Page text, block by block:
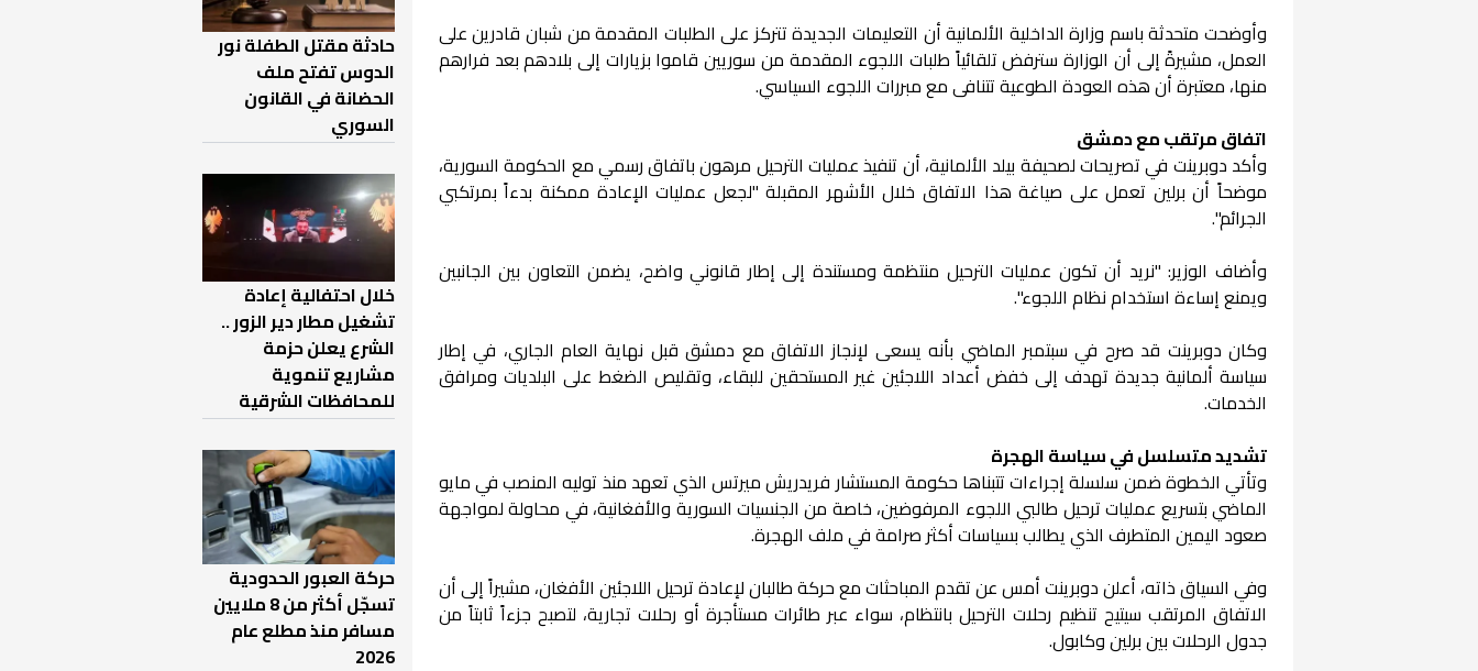
وأوضحت متحدثة باسم وزارة الداخلية الألمانية أن التعليمات الجديدة تتركز على الطلبات المقدمة من شبان قادرين على
العمل، مشيرةً إلى أن الوزارة سترفض تلقائياً طلبات اللجوء المقدمة من سوريين قاموا بزيارات إلى بلادهم بعد فرارهم
منها، معتبرة أن هذه العودة الطوعية تتنافى مع مبررات اللجوء السياسي.
اتفاق مرتقب مع دمشق
وأكد دوبرينت في تصريحات لصحيفة بيلد الألمانية، أن تنفيذ عمليات الترحيل مرهون باتفاق رسمي مع الحكومة السورية،
موضحاً أن برلين تعمل على صياغة هذا الاتفاق خلال الأشهر المقبلة "لجعل عمليات الإعادة ممكنة بدءاً بمرتكبي
الجرائم".
وأضاف الوزير: "نريد أن تكون عمليات الترحيل منتظمة ومستندة إلى إطار قانوني واضح، يضمن التعاون بين الجانبين
ويمنع إساءة استخدام نظام اللجوء".
وكان دوبرينت قد صرح في سبتمبر الماضي بأنه يسعى لإنجاز الاتفاق مع دمشق قبل نهاية العام الجاري، في إطار
سياسة ألمانية جديدة تهدف إلى خفض أعداد اللاجئين غير المستحقين للبقاء، وتقليص الضغط على البلديات ومرافق
الخدمات.
تشديد متسلسل في سياسة الهجرة
وتأتي الخطوة ضمن سلسلة إجراءات تتبناها حكومة المستشار فريدريش ميرتس الذي تعهد منذ توليه المنصب في مايو
الماضي بتسريع عمليات ترحيل طالبي اللجوء المرفوضين، خاصة من الجنسيات السورية والأفغانية، في محاولة لمواجهة
صعود اليمين المتطرف الذي يطالب بسياسات أكثر صرامة في ملف الهجرة.
وفي السياق ذاته، أعلن دوبرينت أمس عن تقدم المباحثات مع حركة طالبان لإعادة ترحيل اللاجئين الأفغان، مشيراً إلى أن
الاتفاق المرتقب سيتيح تنظيم رحلات الترحيل بانتظام، سواء عبر طائرات مستأجرة أو رحلات تجارية، لتصبح جزءاً ثابتاً من
جدول الرحلات بين برلين وكابول.
حادثة مقتل الطفلة نور
الدوس تفتح ملف
الحضانة في القانون
السوري
خلال احتفالية إعادة
تشغيل مطار دير الزور ..
الشرع يعلن حزمة
مشاريع تنموية
للمحافظات الشرقية
حركة العبور الحدودية
تسجّل أكثر من 8 ملايين
مسافر منذ مطلع عام
2026